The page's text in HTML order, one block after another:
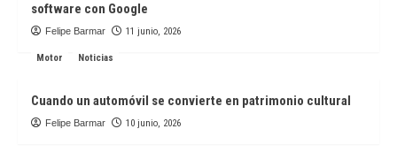
software con Google
Felipe Barmar 11 junio, 2026
Motor Noticias
Cuando un automóvil se convierte en patrimonio cultural
Felipe Barmar 10 junio, 2026